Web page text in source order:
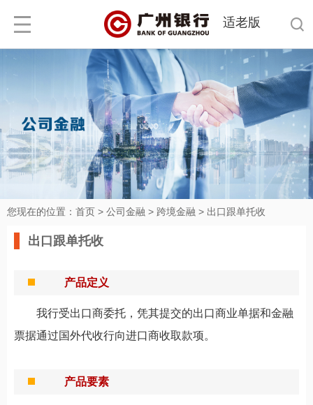
适老版
您现在的位置： 首页 > 公司金融 > 跨境金融 > 出口跟单托收
出口跟单托收
产品定义
我行受出口商委托，凭其提交的出口商业单据和金融
票据通过国外代收行向进口商收取款项。
产品要素